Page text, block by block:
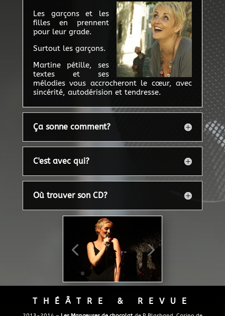
Les garçons et les
filles en prennent
pour leur grade.
Surtout les garçons.
Martine pétille, ses
textes et ses
mélodies vous accrocheront le cœur, avec
sincérité, autodérision et tendresse.
Ça sonne comment?
C'est avec qui?
Où trouver son CD?
THÉÂTRE & REVUE